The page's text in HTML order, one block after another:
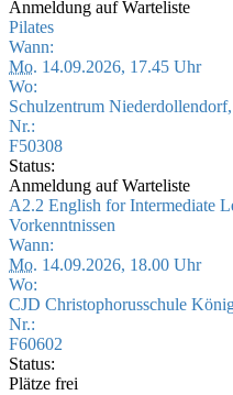
Anmeldung auf Warteliste
Pilates
Wann:
Mo. 14.09.2026, 17.45 Uhr
Wo:
Schulzentrum
Nr.:
F50308
Status:
Anmeldung auf Warteliste
A2.2 English for Intermediate
Vorkenntnissen
Wann:
Mo. 14.09.2026, 18.00 Uhr
Wo:
CJD Christophorusschule
Nr.:
F60602
Status:
Plätze frei